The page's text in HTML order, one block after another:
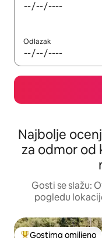
Odlazak
Najbolje
za odmor od
Gosti se slažu:
pogledu
Gostima omiljeno